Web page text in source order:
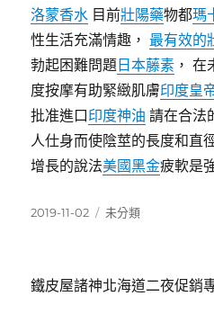
洛蒙香水 目前壯陽藥物都瑪
性生活充滿情趣， 最有效的
勃起困難問題 日本藤素 ，
度按摩有助緊緻肌膚印度皇
批准進口印度神油 請在合法
人仕身而使陰莖的長度和直
增長的說法美國黑金疲軟是
發
2019-11-02
分
未分類
鐵皮屋諸神北海道二夜促銷